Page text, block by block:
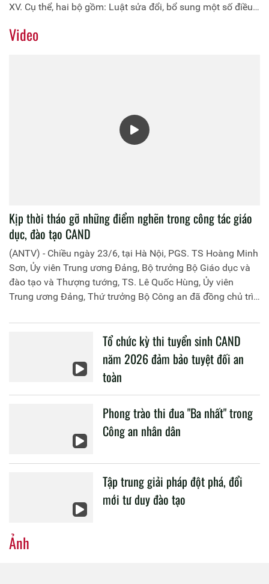
XV. Cụ thể, hai bộ gồm: Luật sửa đổi, bổ sung một số điều
điều và Phụ lục Danh mục chỉ tiêu thông kê quốc gia của
Video
Kịp thời tháo gỡ những điểm nghẽn trong công tác giáo
dục, đào tạo CAND
(ANTV) - Chiều ngày 23/6, tại Hà Nội, PGS. TS Hoàng Minh
Sơn, Ủy viên Trung ương Đảng, Bộ trưởng Bộ Giáo dục và
đào tạo và Thượng tướng, TS. Lê Quốc Hùng, Ủy viên
Trung ương Đảng, Thứ trưởng Bộ Công an đã đồng chủ trì
liên quan đến công tác giáo dục và đào tạo của lực lượng
Tổ chức kỳ thi tuyển sinh CAND
năm 2026 đảm bảo tuyệt đối an
toàn
Phong trào thi đua "Ba nhất" trong
Công an nhân dân
Tập trung giải pháp đột phá, đổi
mới tư duy đào tạo
Ảnh